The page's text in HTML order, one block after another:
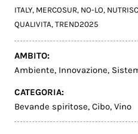
ITALY, MERCOSUR, NO-LO,
QUALIVITA,TREND2025
AMBITO:
Ambiente, Innovazione,
CATEGORIA:
Bevande spiritose,Cibo,Vino